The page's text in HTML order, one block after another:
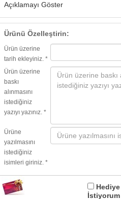
Açıklamayı Göster
Ürünü Özelleştirin:
Ürün üzerine
tarih ekleyiniz. *
Ürün üzerine
baskı
alınmasını
istediğiniz
yazıyı yazınız. *
Ürüne
yazılmasını
istediğiniz
isimleri giriniz. *
Hediye
İstiyorum